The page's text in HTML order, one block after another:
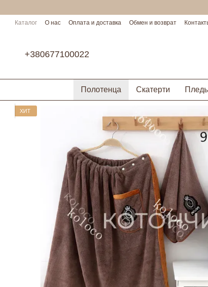
Каталог О нас Оплата и доставка Обмен и возврат
+380677100022
Полотенца Скатерти
ХИТ